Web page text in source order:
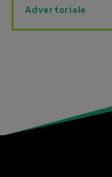
Advertoriale